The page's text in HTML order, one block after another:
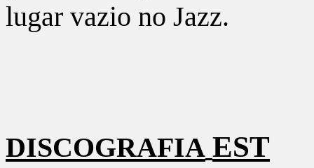
lugar vazio no Jazz.
DISCOGRAFIA EST